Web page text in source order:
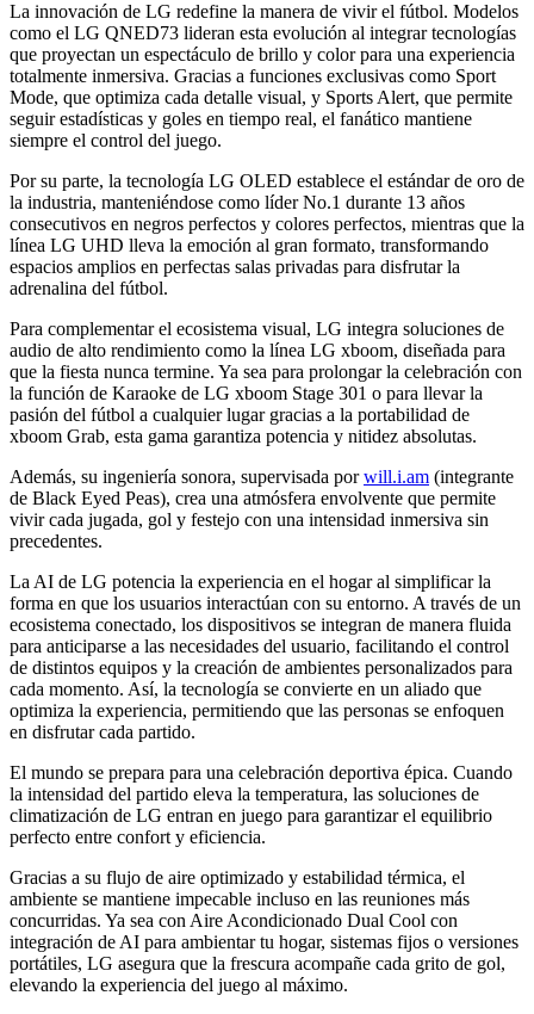
La innovación de LG redefine la manera de vivir el fútbol. Modelos
como el LG QNED73 lideran esta evolución al integrar tecnologías
que proyectan un espectáculo de brillo y color para una experiencia
totalmente inmersiva. Gracias a funciones exclusivas como Sport
Mode, que optimiza cada detalle visual, y Sports Alert, que permite
seguir estadísticas y goles en tiempo real, el fanático mantiene
siempre el control del juego.
Por su parte, la tecnología LG OLED establece el estándar de oro de
la industria, manteniéndose como líder No.1 durante 13 años
consecutivos en negros perfectos y colores perfectos, mientras que la
línea LG UHD lleva la emoción al gran formato, transformando
espacios amplios en perfectas salas privadas para disfrutar la
adrenalina del fútbol.
Para complementar el ecosistema visual, LG integra soluciones de
audio de alto rendimiento como la línea LG xboom, diseñada para
que la fiesta nunca termine. Ya sea para prolongar la celebración con
la función de Karaoke de LG xboom Stage 301 o para llevar la
pasión del fútbol a cualquier lugar gracias a la portabilidad de
xboom Grab, esta gama garantiza potencia y nitidez absolutas.
Además, su ingeniería sonora, supervisada porwill.i.am (integrante
de Black Eyed Peas), crea una atmósfera envolvente que permite
vivir cada jugada, gol y festejo con una intensidad inmersiva sin
precedentes.
La AI de LG potencia la experiencia en el hogar al simplificar la
forma en que los usuarios interactúan con su entorno. A través de un
ecosistema conectado, los dispositivos se integran de manera fluida
para anticiparse a las necesidades del usuario, facilitando el control
de distintos equipos y la creación de ambientes personalizados para
cada momento. Así, la tecnología se convierte en un aliado que
optimiza la experiencia, permitiendo que las personas se enfoquen
en disfrutar cada partido.
El mundo se prepara para una celebración deportiva épica. Cuando
la intensidad del partido eleva la temperatura, las soluciones de
climatización de LG entran en juego para garantizar el equilibrio
perfecto entre confort y eficiencia.
Gracias a su flujo de aire optimizado y estabilidad térmica, el
ambiente se mantiene impecable incluso en las reuniones más
concurridas. Ya sea con Aire Acondicionado Dual Cool con
integración de AI para ambientar tu hogar, sistemas fijos o versiones
portátiles, LG asegura que la frescura acompañe cada grito de gol,
elevando la experiencia del juego al máximo.